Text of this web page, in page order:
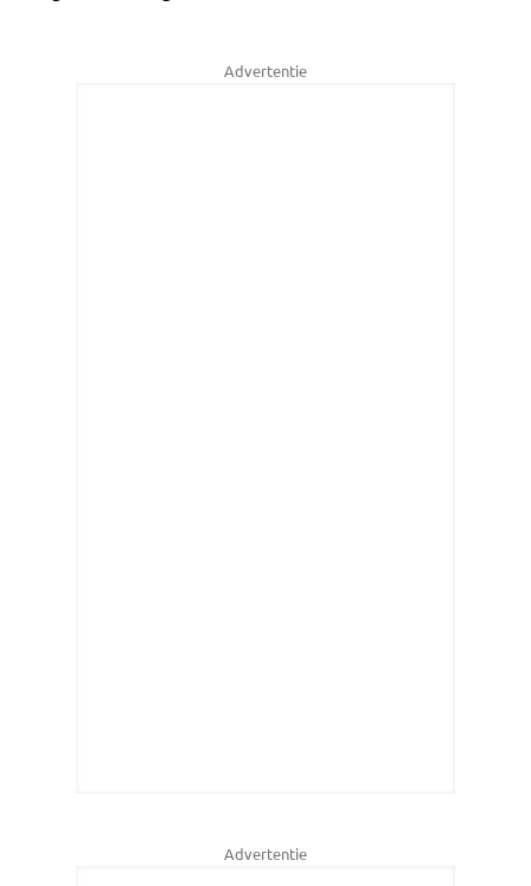
Advertentie
Advertentie